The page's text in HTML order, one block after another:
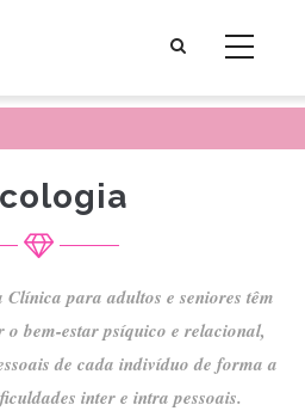
para adultos e seniores têm
bem-estar psíquico e relacional,
de cada indivíduo de forma a
inter e intra pessoais.